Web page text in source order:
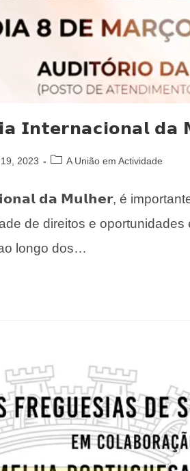
𝗜𝗻𝘁𝗲𝗿𝗻𝗮𝗰𝗶𝗼𝗻𝗮𝗹 𝗱𝗮
2023 A União em Actividade
𝗱𝗮 𝗠𝘂𝗹𝗵𝗲𝗿, é
de direitos e
longo dos…